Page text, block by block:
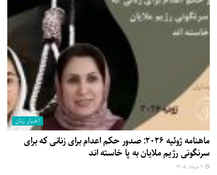
اخبار زنان
ماهنامه ژوئیه ۲۰۲۶: صدور حکم اعدام برای زنانی که برای
سرنگونی رژیم ملایان به پا خاسته اند